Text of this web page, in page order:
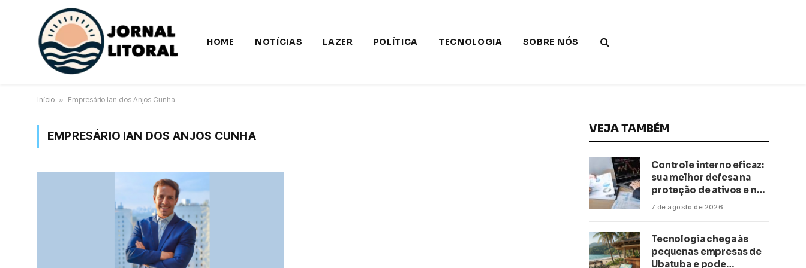
HOME NOTÍCIAS LAZER POLÍTICA TECNOLOGIA SOBRE NÓS
Início » Empresário Ian dos Anjos Cunha
EMPRESÁRIO IAN DOS ANJOS CUNHA
VEJA TAMBÉM
Controle interno eficaz:
sua melhor defesa na
proteção de ativos e na
saúde financeira!
7 de agosto de 2026
Tecnologia chega às
pequenas empresas de
Ubatuba e pode